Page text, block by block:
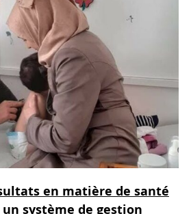
en matière de santé
un système de gestion